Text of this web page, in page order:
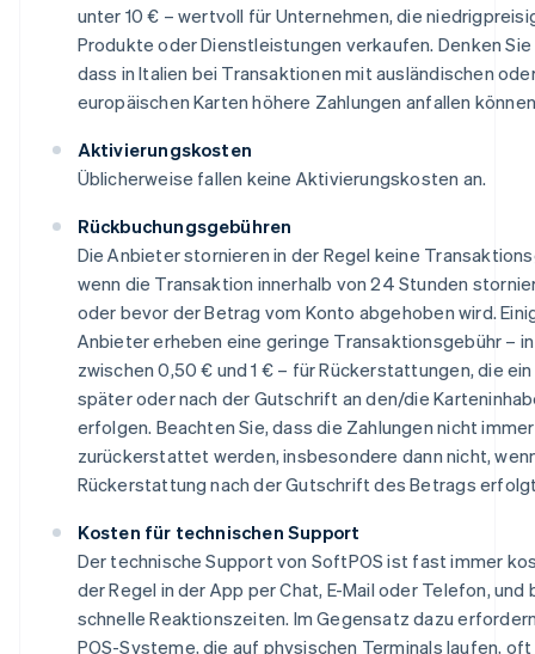
unter 10 € – wertvoll für Unternehmen, die
Produkte oder Dienstleistungen verkaufen. Denken Sie
dass in Italien bei Transaktionen mit ausländischen
europäischen Karten höhere Zahlungen anfallen
Aktivierungskosten
Üblicherweise fallen keine Aktivierungskosten an.
Rückbuchungsgebühren
Die Anbieter stornieren in der Regel keine
wenn die Transaktion innerhalb von 24 Stunden
oder bevor der Betrag vom Konto abgehoben wird.
Anbieter erheben eine geringe Transaktionsgebühr –
zwischen 0,50 € und 1 € – für Rückerstattungen, die
später oder nach der Gutschrift an den/die
erfolgen. Beachten Sie, dass die Zahlungen nicht immer
zurückerstattet werden, insbesondere dann nicht,
Rückerstattung nach der Gutschrift des Betrags
Kosten für technischen Support
Der technische Support von SoftPOS ist fast immer
der Regel in der App per Chat, E-Mail oder Telefon,
schnelle Reaktionszeiten. Im Gegensatz dazu
POS-Systeme, die auf physischen Terminals laufen,